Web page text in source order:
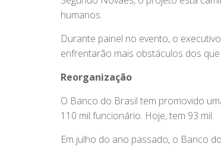
humanos.
Durante painel no evento, o
enfrentarão mais obstáculos dos
Reorganização
O Banco do Brasil tem promovido
110 mil funcionário. Hoje, tem 93 mil.
Em julho do ano passado, o Banco